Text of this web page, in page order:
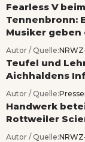
Fearless V
Tennenbronn:
Musiker
Autor / Quelle:
Teufel und
Aichhaldens
Autor / Quelle:
Handwerk
Rottweiler
Autor / Quelle: